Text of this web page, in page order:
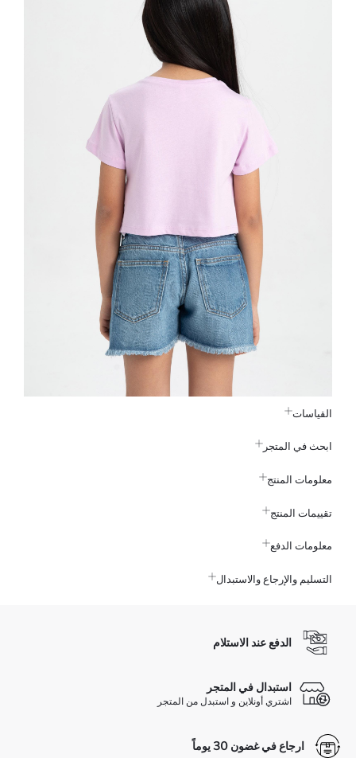
القياسات
ابحث في المتجر
معلومات المنتج
تقييمات المنتج
معلومات الدفع
التسليم والإرجاع والاستبدال
الدفع عند الاستلام
استبدال في المتجر
اشتري أونلاين و استبدل من المتجر
ارجاع في غضون 30 يوماً